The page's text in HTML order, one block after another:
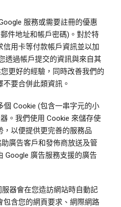
服務或需要註冊的優惠
件地址和帳戶密碼)。對於特
用卡等付款帳戶資訊並以加
透過帳戶提交的資訊與來自其
更好的經驗，同時改善我們的
要合併此類資訊。
個 Cookie (包含一串字元的小
。我們使用 Cookie 來儲存使
以便提供更完善的服務品
廣告客戶和發佈商放送及管
Google 廣告服務支援的廣告
器會在您造訪網站時自動記
包含您的網頁要求、網際網路